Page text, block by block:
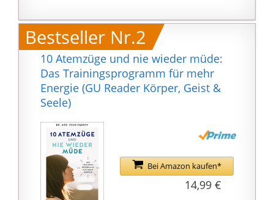
Bestseller Nr.2
10 Atemzüge und nie wieder müde:
Das Trainingsprogramm für mehr
Energie (GU Reader Körper, Geist &
Seele)
Bei Amazon kaufen*
14,99 €